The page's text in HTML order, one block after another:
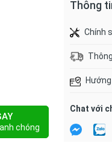
chóng
Thông
Chính
Chat với